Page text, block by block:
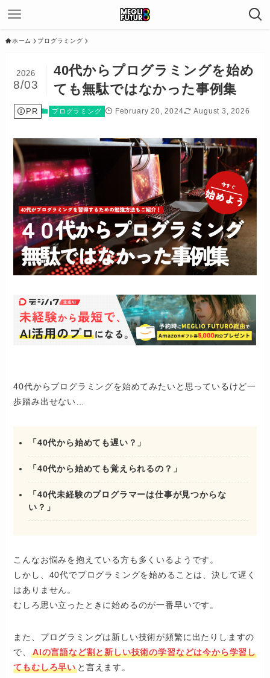
ホーム プログラミング
40代からプログラミングを始め
ても無駄ではなかった事例集
2026
8/03
PR プログラミング February 20, 2024 August 3, 2026
40代からプログラミングを始めてみたいと思っているけど一
歩踏み出せない…
「40代から始めても遅い？」
「40代から始めても覚えられるの？」
「40代未経験のプログラマーは仕事が見つからな
い？」
こんなお悩みを抱えている方も多くいるようです。
しかし、40代でプログラミングを始めることは、決して遅く
はありません。
むしろ思い立ったときに始めるのが一番早いです。
また、プログラミングは新しい技術が頻繁に出たりしますの
で、AIの言語など割と新しい技術の学習などは今から学習し
てもむしろ早い と言えます。